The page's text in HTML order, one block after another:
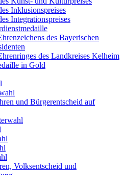
Inklusionspreises
Integrationspreises
des Bayerischen
des Landkreises Kelheim
in Gold
und Bürgerentscheid auf
Volksentscheid und